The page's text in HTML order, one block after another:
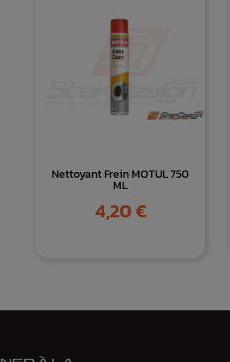
Nettoyant Frein MOTUL 750
ML
Prix
4,20 €